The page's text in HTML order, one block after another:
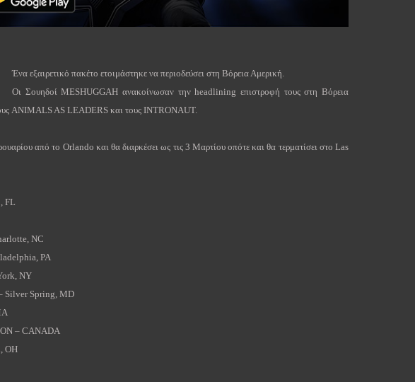
Ένα εξαιρετικό πακέτο ετοιμάστηκε να περιοδεύσει στη Βόρεια Αμερική.
Οι ΣουηδοίMESHUGGAH ανακοίνωσαν τηνheadlining επιστροφή τους στη Βόρεια
ANIMALSAS LEADERS και τους INTRONAUT.
από το Orlando και θα διαρκέσει ως τις 3 Μαρτίου οπότε και θα τερματίσει στοLas
FL
NC
PA
NY
Silver Spring, MD
– CANADA
OH